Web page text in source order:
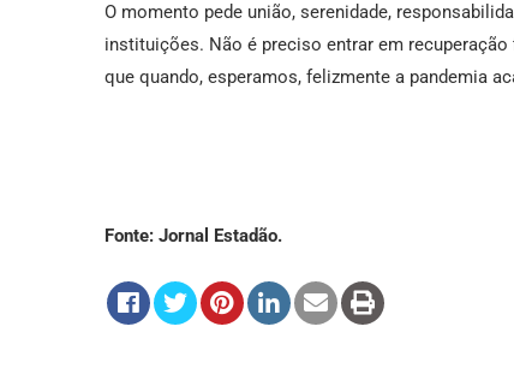
O momento pede união, serenidade,
instituições. Não é preciso entrar em
que quando, esperamos, felizmente a pandemia
Fonte: Jornal Estadão.